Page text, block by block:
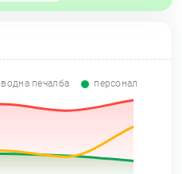
печалба персонал